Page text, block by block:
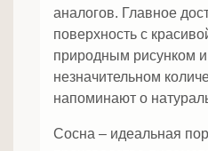
аналогов. Главное
поверхность с
природным рисунком и
незначительном
напоминают о
Сосна – идеальная